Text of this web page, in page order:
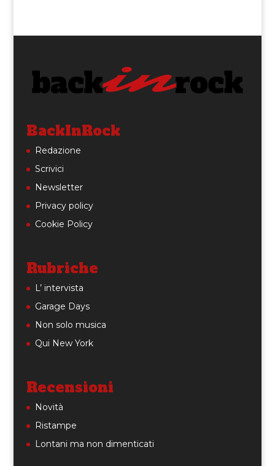
BackInRock
Redazione
Scrivici
Newsletter
Privacy policy
Cookie Policy
Rubriche
L’ intervista
Garage Days
Non solo musica
Qui New York
Recensioni
Novità
Ristampe
Lontani ma non dimenticati